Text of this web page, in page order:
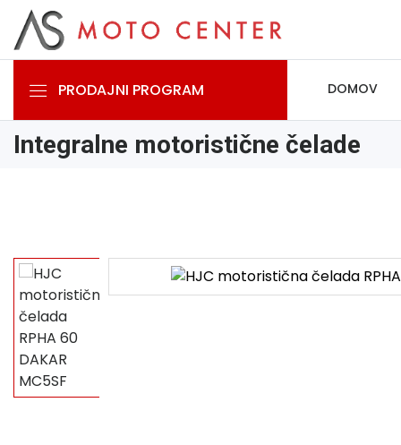
PRODAJNI PROGRAM DOMOV
Integralne motoristične čelade